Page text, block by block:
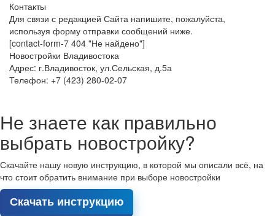
Контакты
Для связи с редакцией Сайта напишите, пожалуйста,
используя форму отправки сообщений ниже.
[contact-form-7 404 "Не найдено"]
Новостройки Владивостока
Адрес: г.Владивосток, ул.Сельская, д.5а
Телефон: +7 (423) 280-02-07
Не знаете как правильно
выбрать новостройку?
Скачайте нашу новую инструкцию, в которой мы описали всё, на
что стоит обратить внимание при выборе новостройки
Скачать инструкцию